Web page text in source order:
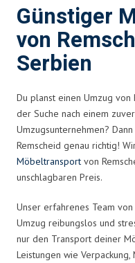
Günstiger
von
Serbien
Du planst einen Umzug von
der Suche nach einem
Umzugsunternehmen?
Remscheid genau richtig!
Möbeltransport von
unschlagbaren Preis.
Unser erfahrenes Team
Umzug reibungslos und
nur den Transport deiner
Leistungen wie